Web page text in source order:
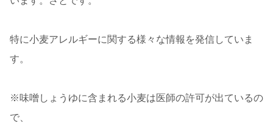
特に小麦アレルギーに関する様々な情報を発信していま
す。
※味噌しょうゆに含まれる小麦は医師の許可が出ているの
で、